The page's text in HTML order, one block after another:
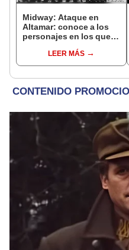
Midway: Ataque en
Altamar: conoce a los
personajes en los que
películaLEER MÁS